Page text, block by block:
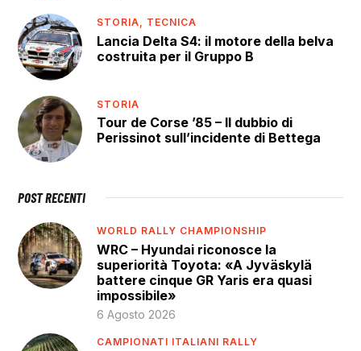
STORIA, TECNICA
Lancia Delta S4: il motore della belva
costruita per il Gruppo B
STORIA
Tour de Corse ’85 – Il dubbio di
Perissinot sull’incidente di Bettega
POST RECENTI
WORLD RALLY CHAMPIONSHIP
WRC – Hyundai riconosce la
superiorità Toyota: «A Jyväskylä
battere cinque GR Yaris era quasi
impossibile»
6 Agosto 2026
CAMPIONATI ITALIANI RALLY